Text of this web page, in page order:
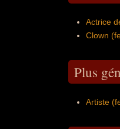
Actrice
Clown
Plus
Artiste